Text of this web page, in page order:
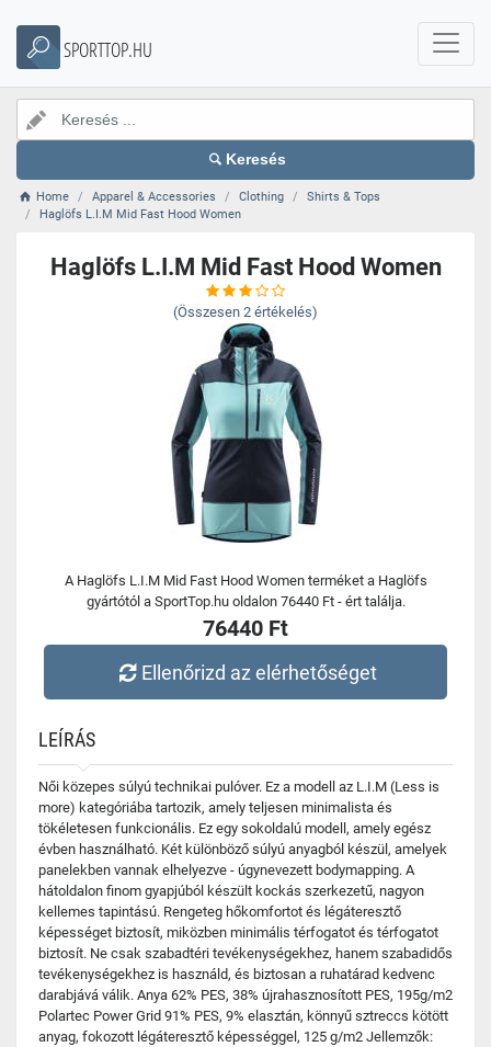
SPORTTOP.HU
Keresés
Home Apparel & Accessories Clothing
Shirts & Tops
Haglöfs L.I.M Mid Fast Hood Women
Haglöfs L.I.M Mid Fast Hood Women
(Összesen 2 értékelés)
A Haglöfs L.I.M Mid Fast Hood Women terméket a Haglöfs
gyártótól a SportTop.hu oldalon 76440 Ft - ért találja.
76440 Ft
Ellenőrizd az elérhetőséget
LEÍRÁS
Női közepes súlyú technikai pulóver. Ez a modell az L.I.M (Less is
more) kategóriába tartozik, amely teljesen minimalista és
tökéletesen funkcionális. Ez egy sokoldalú modell, amely egész
évben használható. Két különböző súlyú anyagból készül, amelyek
panelekben vannak elhelyezve - úgynevezett bodymapping. A
hátoldalon finom gyapjúból készült kockás szerkezetű, nagyon
kellemes tapintású. Rengeteg hőkomfortot és légáteresztő
képességet biztosít, miközben minimális térfogatot és térfogatot
biztosít. Ne csak szabadtéri tevékenységekhez, hanem szabadidős
tevékenységekhez is használd, és biztosan a ruhatárad kedvenc
darabjává válik. Anya 62% PES, 38% újrahasznosított PES, 195g/m2
Polartec Power Grid 91% PES, 9% elasztán, könnyű sztreccs kötött
anyag, fokozott légáteresztő képességgel, 125 g/m2 Jellemzők: